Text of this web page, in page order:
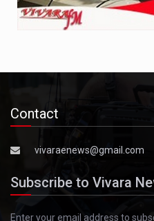
Contact
vivaraenews@gmail.com
Subscribe to Vivara
Enter your email address to